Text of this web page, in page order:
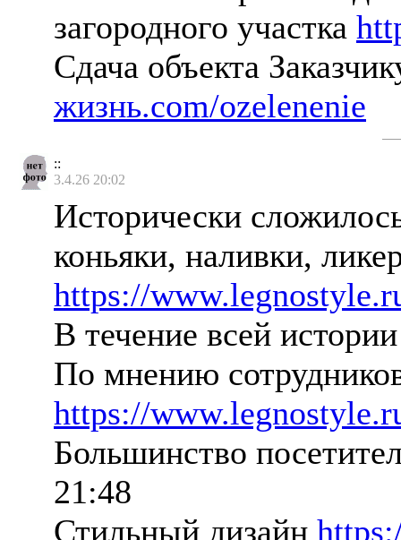
загородного участка
Сдача объекта
жизнь.com/ozelenenie
::
3.4.26 20:02
Исторически
коньяки, наливки,
https://
В течение всей
По мнению
https://
Большинство
21:48
Стильный дизайн